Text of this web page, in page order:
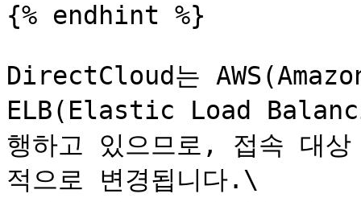
{% endhint %}
DirectCloud는
ELB(Elastic Load
행하고 있으므로, 접속 대
적으로 변경됩니다.\